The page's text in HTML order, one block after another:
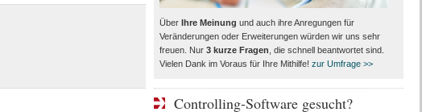
Über Ihre Meinung und auch ihre Anregungen für
Veränderungen oder Erweiterungen würden wir uns sehr
freuen. Nur 3kurze Fragen , die schnell beantwortet sind.
Vielen Dank im Voraus für Ihre Mithilfe! zur Umfrage >>
Controlling-Software gesucht?